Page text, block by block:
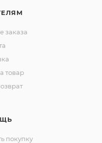
заказа
товар
покупку